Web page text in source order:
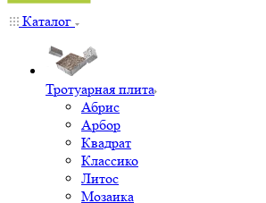
Каталог
Тротуарная плита
Абрис
Арбор
Квадрат
Классико
Литос
Мозаика